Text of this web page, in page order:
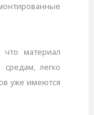
материал
легко
уже имеются